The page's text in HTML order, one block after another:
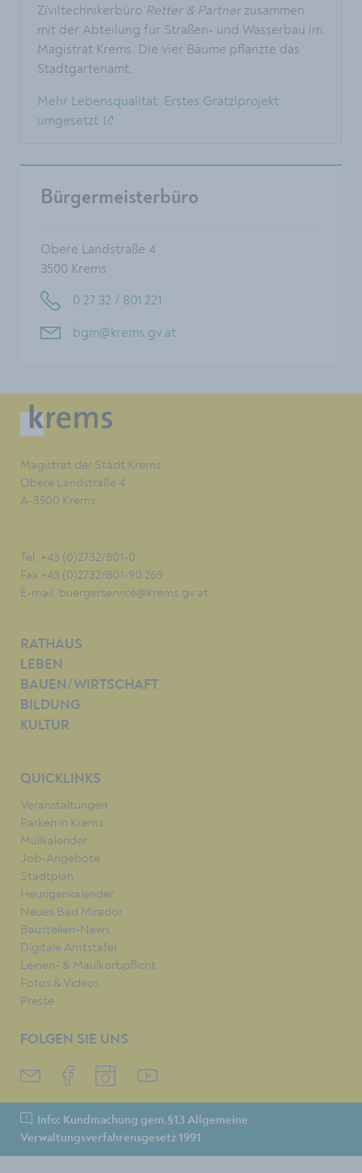
Ziviltechnikerbüro Retter & Partnerzusammen
mit der Abteilung für Straßen- und Wasserbau im
Magistrat Krems. Die vier Bäume pflanzte das
Stadtgartenamt.
Mehr Lebensqualität: Erstes Grätzlprojekt
umgesetzt
Bürgermeisterbüro
Obere Landstraße 4
3500 Krems
0 27 32 / 801 221
bgm@krems.gv.at
Magistrat der Stadt Krems
Obere Landstraße 4
A-3500 Krems
Tel. +43 (0)2732/801-0
Fax +43 (0)2732/801-90 269
E-mail: buergerservice@krems.gv.at
RATHAUS
LEBEN
BAUEN/WIRTSCHAFT
BILDUNG
KULTUR
QUICKLINKS
Veranstaltungen
Parken in Krems
Müllkalender
Job-Angebote
Stadtplan
Heurigenkalender
Neues Bad Mirador
Baustellen-News
Digitale Amtstafel
Leinen- & Maulkorbpflicht
Fotos & Videos
Presse
FOLGEN SIE UNS
Info: Kundmachung gem.§13 Allgemeine
Verwaltungsverfahrensgesetz 1991